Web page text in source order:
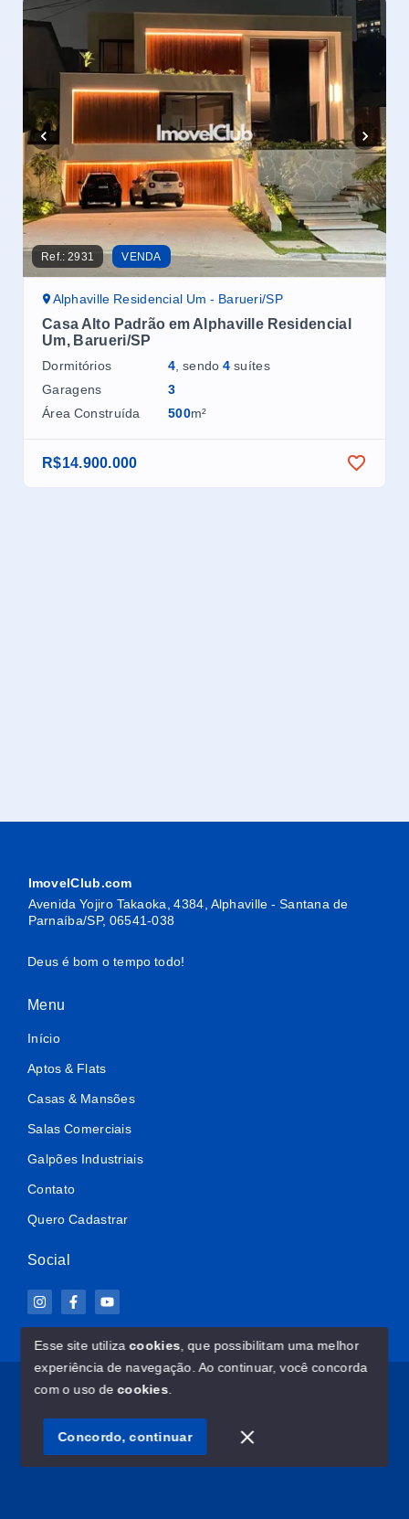
Ref.:2931 VENDA
Alphaville Residencial Um - Barueri/SP
Casa Alto Padrão em Alphaville Residencial
Um, Barueri/SP
Dormitórios 4 , sendo4 suítes
Garagens
3
Área Construída
500m²
R$14.900.000
ImovelClub.com
Avenida Yojiro Takaoka, 4384, Alphaville - Santana de
Parnaíba/SP, 06541-038
Deus é bom o tempo todo!
Menu
Início
Aptos & Flats
Casas & Mansões
Salas Comerciais
Galpões Industriais
Contato
Quero Cadastrar
Social
© Copyright 2026 - ImovelClub.com - Todos os direitos
SITE PARA IMOBILIARIA
Esse site utilizacookies , que possibilitam uma melhor
experiência de navegação. Ao continuar, você concorda
com o uso decookies
Concordo, continuar